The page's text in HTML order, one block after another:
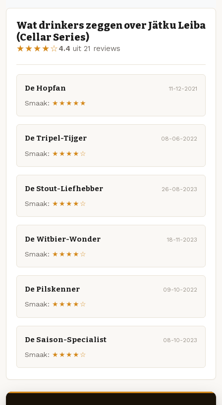
Wat drinkers zeggen over Jätku Leiba
(Cellar Series)
★★★★☆4.4 uit 21 reviews
De Hopfan 11-12-2021
Smaak: ★★★★★
De Tripel-Tijger 08-06-2022
Smaak: ★★★★☆
De Stout-Liefhebber 26-08-2023
Smaak: ★★★★☆
De Witbier-Wonder 18-11-2023
Smaak: ★★★★☆
De Pilskenner 09-10-2022
Smaak: ★★★★☆
De Saison-Specialist 08-10-2023
Smaak: ★★★★☆